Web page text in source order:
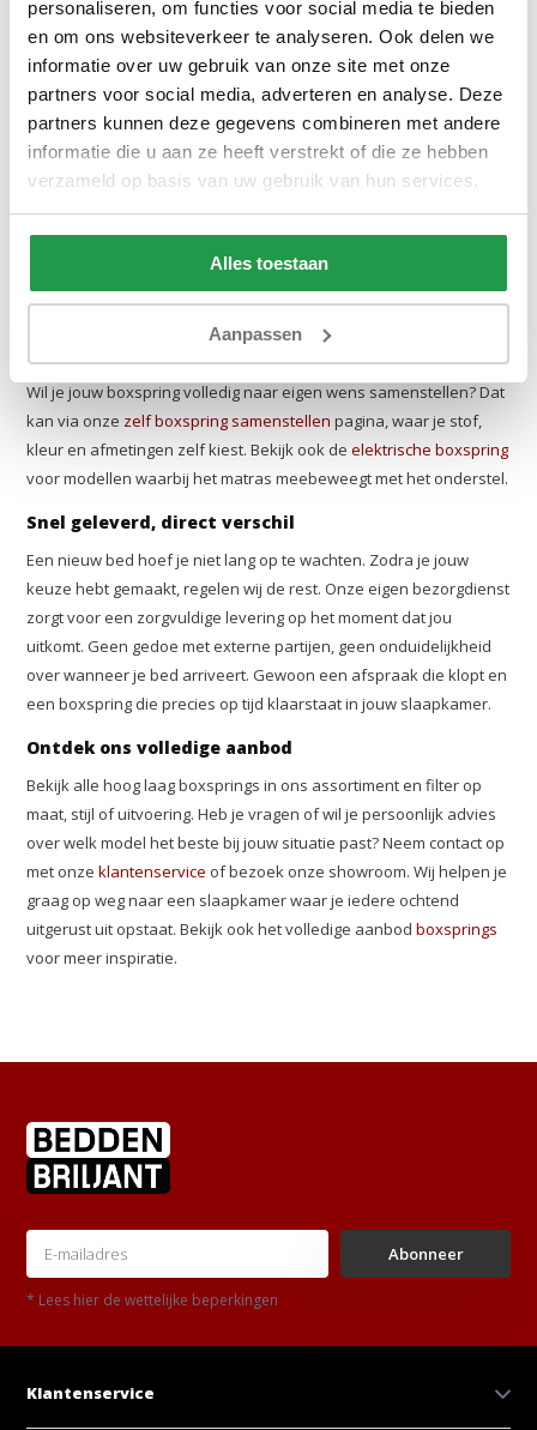
personaliseren, om functies voor social media te bieden
en om ons websiteverkeer te analyseren. Ook delen we
informatie over uw gebruik van onze site met onze
partners voor social media, adverteren en analyse. Deze
partners kunnen deze gegevens combineren met andere
informatie die u aan ze heeft verstrekt of die ze hebben
verzameld op basis van uw gebruik van hun services.
Alles toestaan
Aanpassen
Dat maakt de hoog laag boxspring ook een populaire keuze in
thuiszorgsituaties, waar veiligheid en gebruiksgemak hand in
hand gaan. Bekijk ook ons bredere aanbodbeddenen
slaapbankenvoor aanvullende slaapoplossingen die passen bij
verschillende situaties en leefstijlen.
Kwaliteit die je voelt
De hoog laag boxsprings in ons assortiment combineren een
stevig onderstel met hoogwaardig bekleding en een stille,
betrouwbare motor. De verstelling werkt soepel en geruisloos,
uit, passend in een stijlvolle slaapkamer.
Wil je jouw boxspring volledig naar eigen wens samenstellen? Dat
kan via onze zelf boxspring samenstellen pagina, waar je stof,
kleur en afmetingen zelf kiest. Bekijk ook deelektrische boxspring
voor modellen waarbij het matras meebeweegt met het onderstel.
Snel geleverd, direct verschil
Een nieuw bed hoef je niet lang op te wachten. Zodra je jouw
keuze hebt gemaakt, regelen wij de rest. Onze eigen bezorgdienst
zorgt voor een zorgvuldige levering op het moment dat jou
uitkomt. Geen gedoe met externe partijen, geen onduidelijkheid
over wanneer je bed arriveert. Gewoon een afspraak die klopt en
een boxspring die precies op tijd klaarstaat in jouw slaapkamer.
Ontdek ons volledige aanbod
Bekijk alle hoog laag boxsprings in ons assortiment en filter op
maat, stijl of uitvoering. Heb je vragen of wil je persoonlijk advies
over welk model het beste bij jouw situatie past? Neem contact op
met onzeklantenservice of bezoek onze showroom. Wij helpen je
graag op weg naar een slaapkamer waar je iedere ochtend
uitgerust uit opstaat. Bekijk ook het volledige aanbodboxsprings
voor meer inspiratie.
Abonneer
* Lees hier de wettelijke beperkingen
Klantenservice